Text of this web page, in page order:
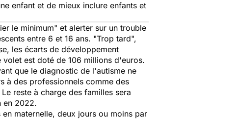
enfant et de mieux inclure enfants et
le minimum" et alerter sur un trouble
entre 6 et 16 ans. "Trop tard",
les écarts de développement
est doté de 106 millions d'euros.
que le diagnostic de l'autisme ne
à des professionnels comme des
Le reste à charge des familles sera
en 2022.
maternelle, deux jours ou moins par